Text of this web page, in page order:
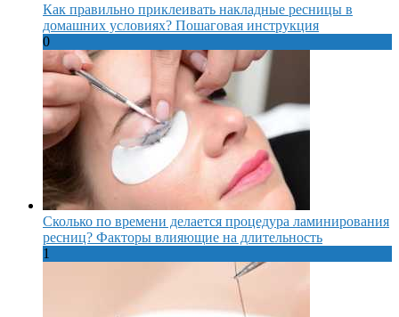
Как правильно приклеивать накладные ресницы в
домашних условиях? Пошаговая инструкция
0
Сколько по времени делается процедура ламинирования
ресниц? Факторы влияющие на длительность
1